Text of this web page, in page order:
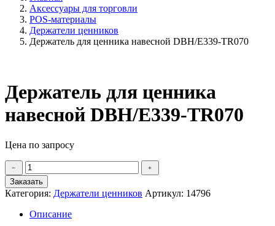
Аксессуары для торговли
POS-материалы
Держатели ценников
Держатель для ценника навесной DBH/E339-TR070
Держатель для ценника
навесной DBH/E339-TR070
Цена по запросу
Количество
товара
Держатель
для
ценника
навесной
﹣
﹢
Заказать
Категория: Держатели ценников Артикул: 14796
Описание